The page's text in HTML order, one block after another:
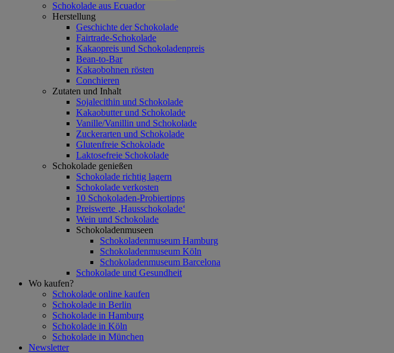
Schokolade aus Ecuador
Herstellung
Geschichte der Schokolade
Fairtrade-Schokolade
Kakaopreis und Schokoladenpreis
Bean-to-Bar
Kakaobohnen rösten
Conchieren
Zutaten und Inhalt
Sojalecithin und Schokolade
Kakaobutter und Schokolade
Vanille/Vanillin und Schokolade
Zuckerarten und Schokolade
Glutenfreie Schokolade
Laktosefreie Schokolade
Schokolade genießen
Schokolade richtig lagern
Schokolade verkosten
10 Schokoladen-Probiertipps
Preiswerte ‚Hausschokolade‘
Wein und Schokolade
Schokoladenmuseen
Schokoladenmuseum Hamburg
Schokoladenmuseum Köln
Schokoladenmuseum Barcelona
Schokolade und Gesundheit
Wo kaufen?
Schokolade online kaufen
Schokolade in Berlin
Schokolade in Hamburg
Schokolade in Köln
Schokolade in München
Newsletter